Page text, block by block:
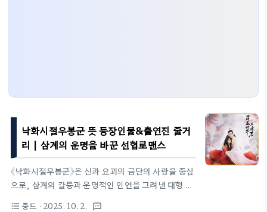
낙화시절우봉군 뜻 등장인물&출연진 줄거
리 | 삼계의 운명을 바꾼 선협로맨스
《낙화시절우봉군》은 신과 요괴의 금단의 사랑을 중심
으로, 삼계의 갈등과 운명적인 인연을 그려낸 대형 판
format_list_bulleted 중드 · 2025. 10. 2. textsms